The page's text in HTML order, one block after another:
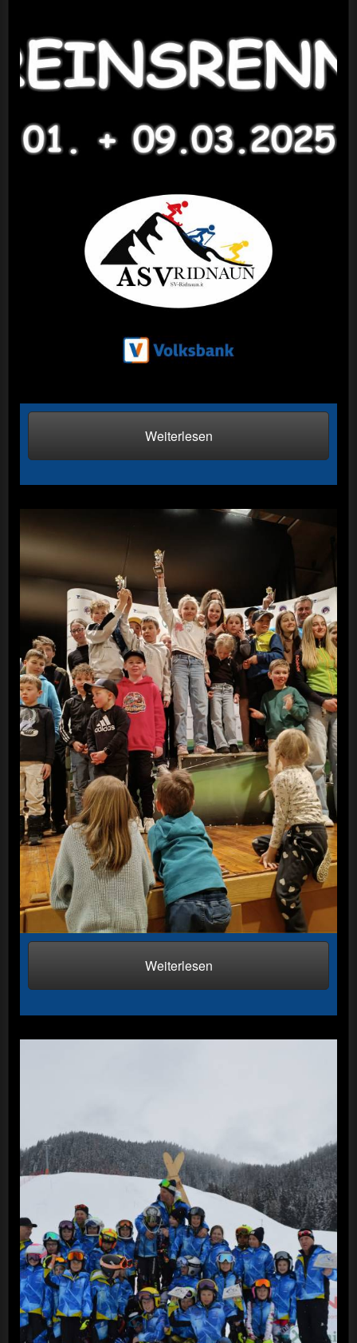
Weiterlesen
56. Gemeindeskirennen in
Ratschings
Weiterlesen
VSS Slalom Skilift Gasse
Ridnaun